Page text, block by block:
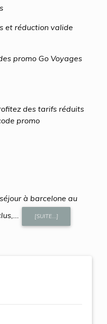
et réduction valide
promo Go Voyages
des tarifs réduits
promo
à barcelone au
[SUITE...]